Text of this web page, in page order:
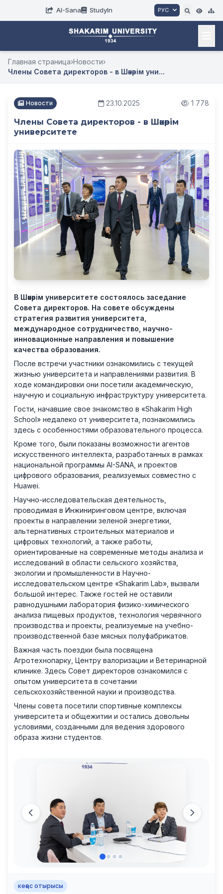
AI-Sana StudyIn РУС
Главная страница›Новости›
Члены Cовета директоров - в Шәкәрім уни...
Новости 23.10.2025 1 778
Члены Cовета директоров - в Шәкәрім
университете
В Шәкәрім университете состоялось заседание
Совета директоров. На совете обсуждены
стратегия развития университета,
международное сотрудничество, научно-
инновационные направления и повышение
качества образования.
После встречи участники ознакомились с текущей
жизнью университета и направлениями развития. В
ходе командировки они посетили академическую,
научную и социальную инфраструктуру университета.
Гости, начавшие свое знакомство в «Shakarim High
School» недалеко от университета, познакомились
здесь с особенностями образовательного процесса.
Кроме того, были показаны возможности агентов
искусственного интеллекта, разработанных в рамках
национальной программы AI-SANA, и проектов
цифрового образования, реализуемых совместно с
Huawei.
Научно-исследовательская деятельность,
проводимая в Инжиниринговом центре, включая
проекты в направлении зеленой энергетики,
альтернативных строительных материалов и
цифровых технологий, а также работы,
ориентированные на современные методы анализа и
исследований в области сельского хозяйства,
экологии и промышленности в Научно-
исследовательском центре «Shakarim Lab», вызвали
большой интерес. Также гостей не оставили
равнодушными лаборатория физико-химического
анализа пищевых продуктов, технология червячного
производства и проекты, реализуемые на учебно-
производственной базе мясных полуфабрикатов.
Важная часть поездки была посвящена
Агротехнопарку, Центру валоризации и Ветеринарной
клинике. Здесь Совет директоров ознакомился с
опытом университета в сочетании
сельскохозяйственной науки и производства.
Члены совета посетили спортивные комплексы
университета и общежитии и остались довольны
условиями, созданными для ведения здорового
образа жизни студентов.
кеңес отырысы